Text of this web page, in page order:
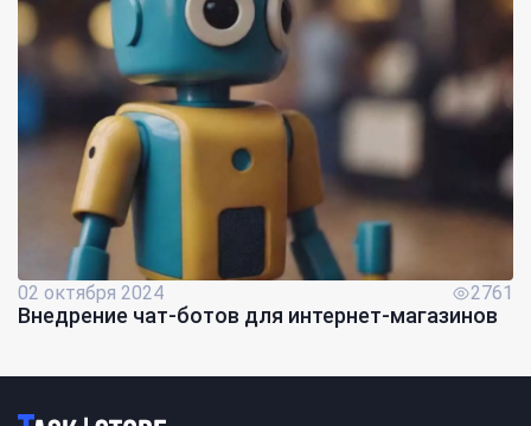
02 октября 2024 2761
Внедрение чат-ботов для интернет-магазинов